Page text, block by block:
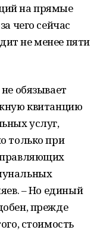
на прямые
чего сейчас
не менее пяти
обязывает
квитанцию
услуг,
только при
– Но единый
прежде
стоимость